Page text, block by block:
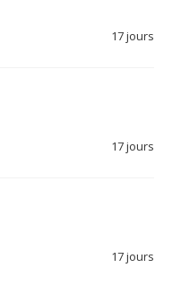
17 jours
17 jours
17 jours